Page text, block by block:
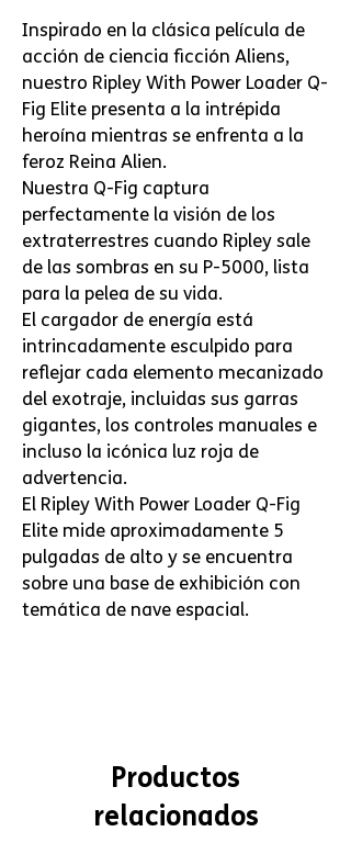
Inspirado en la clásica película de
acción de ciencia ficción Aliens,
nuestro Ripley With Power Loader Q-
Fig Elite presenta a la intrépida
heroína mientras se enfrenta a la
feroz Reina Alien.
Nuestra Q-Fig captura
perfectamente la visión de los
extraterrestres cuando Ripley sale
de las sombras en su P-5000, lista
para la pelea de su vida.
El cargador de energía está
intrincadamente esculpido para
reflejar cada elemento mecanizado
del exotraje, incluidas sus garras
gigantes, los controles manuales e
incluso la icónica luz roja de
advertencia.
El Ripley With Power Loader Q-Fig
Elite mide aproximadamente 5
pulgadas de alto y se encuentra
sobre una base de exhibición con
temática de nave espacial.
Productos
relacionados